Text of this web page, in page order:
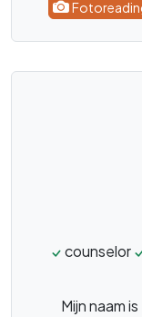
counselor
Mijn naam